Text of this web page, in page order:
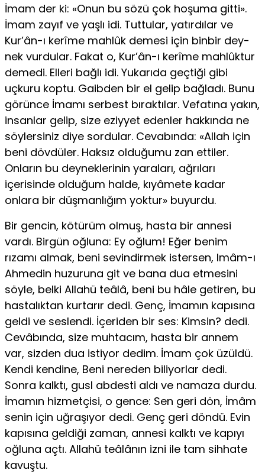
İmam der ki: «Onun bu sözü çok hoşuma gitti».
İmam zayıf ve yaşlı idi. Tuttular, yatırdılar ve
Kur’ân-ı kerîme mahlûk demesi için binbir dey­
nek vurdular. Fakat o, Kur’ân-ı kerîme mahlûktur
demedi. Elleri bağlı idi. Yukarıda geçtiği gibi
uçkuru koptu. Gaibden bir el gelip bağladı. Bunu
gö­rünce İmamı serbest bıraktılar. Vefatına yakın,
insanlar gelip, size eziyyet edenler hakkında ne
söylersiniz diye sordular. Cevabında: «Allah için
beni dövdüler. Haksız olduğumu zan ettiler.
Onların bu deyneklerinin ya­raları, ağrıları
içerisinde olduğum halde, kıyâmete kadar
onlara bir düş­manlığım yoktur» buyurdu.
Bir gencin, kötürüm olmuş, hasta bir annesi
vardı. Birgün oğluna: Ey oğlum! Eğer benim
rızamı almak, beni sevindirmek istersen, Imâm-ı
Ahmedin huzuruna git ve bana dua etmesini
söyle, belki Allahü teâlâ, be­ni bu hâle getiren, bu
hastalıktan kurtarır dedi. Genç, İmamın kapısına
geldi ve seslendi. İçeriden bir ses: Kimsin? dedi.
Cevâbında, size muh­tacım, hasta bir annem
var, sizden dua istiyor dedim. İmam çok üzüldü.
Kendi kendine, Beni nereden biliyorlar dedi.
Sonra kalktı, gusl abdesti aldı ve namaza durdu.
İmamın hizmetçisi, o gence: Sen geri dön, İmâm
senin için uğraşıyor dedi. Genç geri döndü. Evin
kapısına geldiği zaman, annesi kalktı ve kapıyı
oğluna açtı. Allahü teâlânın izni ile tam sihhate
kavuştu.